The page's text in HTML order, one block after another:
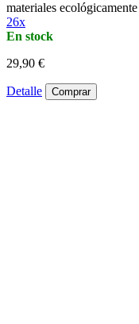
materiales
26x
En stock
29,90 €
Detalle Comprar